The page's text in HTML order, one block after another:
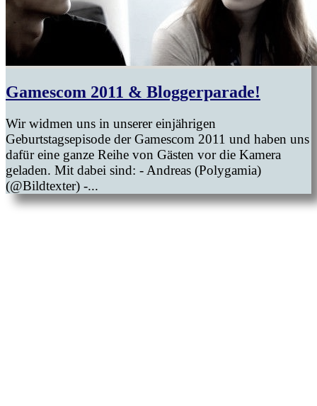
Gamescom 2011 & Bloggerparade!
Wir widmen uns in unserer einjährigen
Geburtstagsepisode der Gamescom 2011 und haben uns
dafür eine ganze Reihe von Gästen vor die Kamera
geladen. Mit dabei sind: - Andreas (Polygamia)
(@Bildtexter) -...